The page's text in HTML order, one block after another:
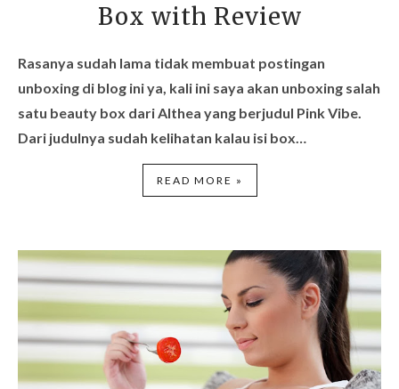
Box with Review
Rasanya sudah lama tidak membuat postingan
unboxing di blog ini ya, kali ini saya akan unboxing salah
satu beauty box dari Althea yang berjudul Pink Vibe.
Dari judulnya sudah kelihatan kalau isi box…
READ MORE »